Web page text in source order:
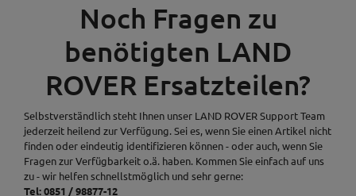
Noch Fragen zu
benötigten LAND
ROVER Ersatzteilen?
Selbstverständlich steht Ihnen unser LAND ROVER Support Team
jederzeit heilend zur Verfügung. Sei es, wenn Sie einen Artikel nicht
finden oder eindeutig identifizieren können - oder auch, wenn Sie
Fragen zur Verfügbarkeit o.ä. haben. Kommen Sie einfach auf uns
zu - wir helfen schnellstmöglich und sehr gerne:
Tel: 0851 / 98877-12